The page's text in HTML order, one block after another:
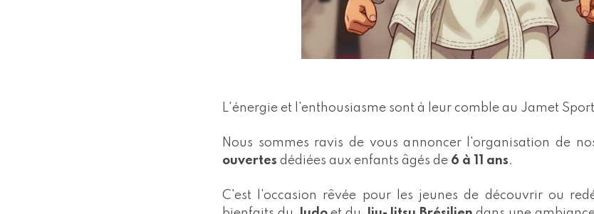
L'énergie et l'enthousiasme sont à leur comble au Jamet
Nous sommes ravis de vous annoncer l'organisation de
ouvertes dédiées aux enfants âgés de 6 à 11 ans.
C'est l'occasion rêvée pour les jeunes de découvrir ou